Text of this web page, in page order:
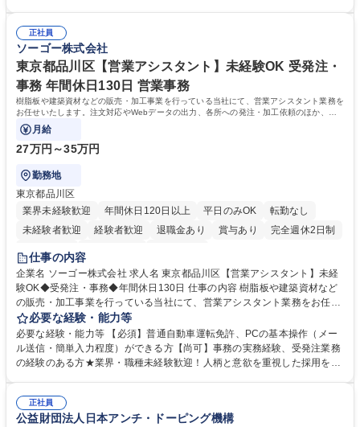
指定する業務 募集職種 横浜市【共済金支払事務】金融保険業界経験歓迎/
各種手当充実/転勤無
務へのキャリアチェンジ希望者も大歓迎です！ 学歴・資格 学歴：大学院
大学 高専 短大 専修学校 高校 語学力： 資格：
正社員
ソーゴー株式会社
東京都品川区【営業アシスタント】未経験OK 受発注・
事務 年間休日130日 営業事務
樹脂板や建築資材などの販売・加工事業を行っている当社にて、営業アシスタント業務を
お任せいたします。注文対応やWebデータの出力、各所への発注・加工依頼のほか、電
話・メール対応等の事務業務を担当します。
月給
27万円～35万円
勤務地
東京都品川区
業界未経験歓迎
年間休日120日以上 平日のみOK
転勤なし
未経験者歓迎
経験者歓迎 退職金あり 賞与あり
完全週休2日制
交通費支給
仕事の内容
企業名 ソーゴー株式会社 求人名 東京都品川区【営業アシスタント】未経
験OK◆受発注・事務◆年間休日130日 仕事の内容 樹脂板や建築資材など
の販売・加工事業を行っている当社にて、営業アシスタント業務をお任せ
いたします。注文対応やWebデータの出力、各所への発注・加工依頼のほ
か、電話・メール対応等の事務業務を担当します。 ■受注・発注業務：FA
Xによる注文対応、Web発注データのプリントアウト、各仕入先・協力会
社への発注および加工依頼等 ■納品書・請求書の作成および発送手配 ■商
当社の指定する業務 募集職種 東京都品川区【営業アシスタント】未経験O
K◆受発注・事務◆年間休日130日
必要な経験・能力等
必要な経験・能力等 【必須】普通自動車運転免許、PCの基本操作（メー
ル送信・簡単入力程度）ができる方【尚可】事務の実務経験、受発注業務
の経験のある方★業界・職種未経験歓迎！人柄と意欲を重視した採用を行
変化に臨機応変かつ柔軟に対応できる方、約束を守り正確に作業を進めら
れる方を求めています。高度なPCスキルや関数知識は一切不要です。丁
正社員
公益財団法人日本アンチ・ドーピング機構